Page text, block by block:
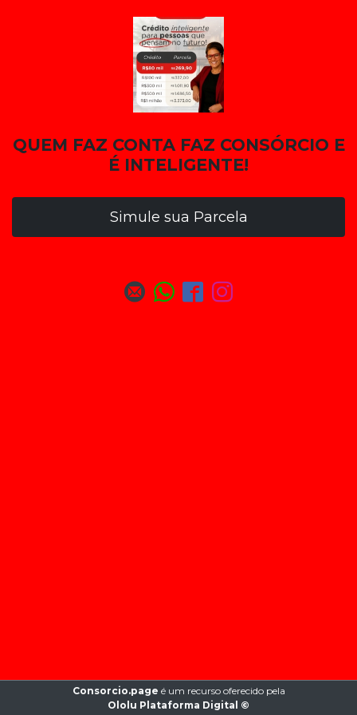
QUEM FAZ CONTA FAZ CONSÓRCIO E
É INTELIGENTE!
Simule sua Parcela
Consorcio.page é um recurso oferecido pela
Ololu Plataforma Digital ©